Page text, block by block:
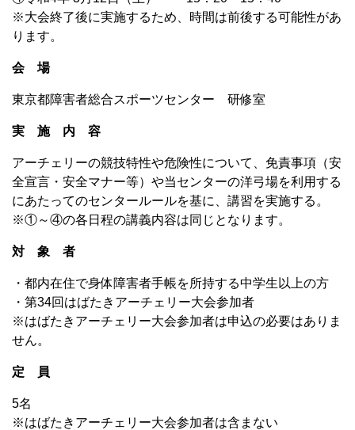
※大会終了後に実施するため、時間は前後する可能性があ
ります。
会 場
東京都障害者総合スポーツセンター 研修室
実 施 内 容
アーチェリーの競技特性や危険性について、免責事項（安
全宣言・安全マナー等）や当センターの洋弓場を利用する
にあたってのセンタールールを基に、講習を実施する。
※①～④の各日程の講義内容は同じとなります。
対 象 者
・都内在住で身体障害者手帳を所持する中学生以上の方
・第34回はばたきアーチェリー大会参加者
※はばたきアーチェリー大会参加者は申込の必要はありま
せん。
定 員
5名
※はばたきアーチェリー大会参加者は含まない